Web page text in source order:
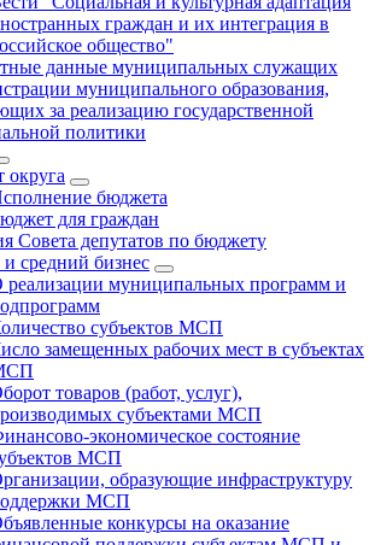
граждан и их интеграция в
общество"
данные муниципальных служащих
муниципального образования,
за реализацию государственной
политики
округa
бюджета
для граждан
Совета депутатов по бюджету
средний бизнес
реализации муниципальных программ и
субъектов МСП
замещенных рабочих мест в субъектах
товаров (работ, услуг),
субъектами МСП
экономическое состояние
МСП
образующие инфраструктуру
МСП
конкурсы на оказание